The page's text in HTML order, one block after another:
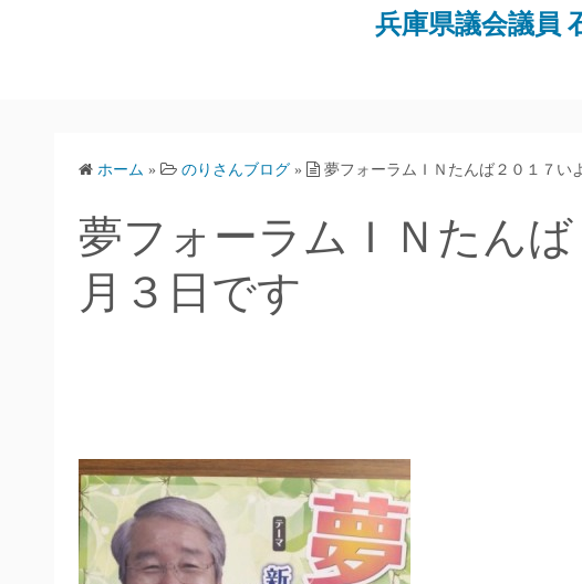
兵庫県議会議員
ホーム » のりさんブログ » 夢フォーラムＩＮたんば２０１７い
夢フォーラムＩＮたん
月３日です